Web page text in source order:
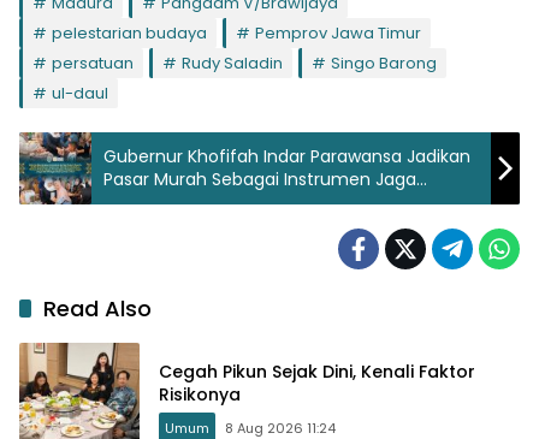
pelestarian budaya
Pemprov Jawa Timur
persatuan
Rudy Saladin
Singo Barong
ul-daul
Gubernur Khofifah Indar Parawansa Jadikan
Pasar Murah Sebagai Instrumen Jaga
Stabilitas Harga dan Berdayakan UMKM
Read Also
Cegah Pikun Sejak Dini, Kenali Faktor
Risikonya
Umum 8 Aug 2026 11:24